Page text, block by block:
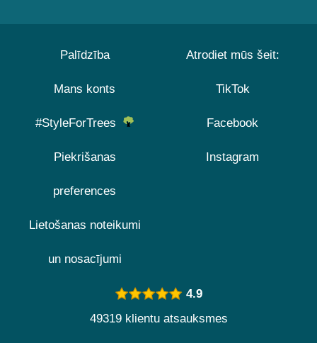
Palīdzība
Mans konts
#StyleForTrees
Piekrišanas
preferences
Lietošanas noteikumi
un nosacījumi
Atrodiet mūs šeit:
TikTok
Facebook
Instagram
4.9
49319 klientu atsauksmes